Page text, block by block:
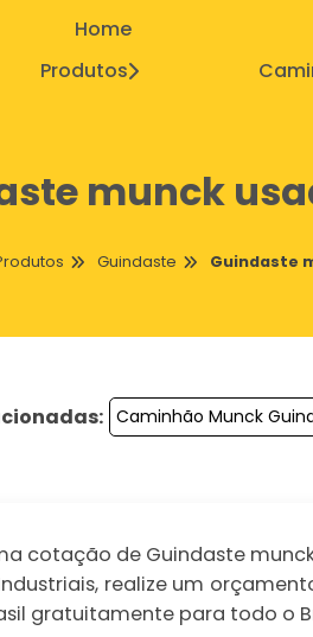
Home
Produtos
munck
Guindaste Guindaste
Caminhão Munck
cotação de Guindaste
realize um
gratuitamente para todo o